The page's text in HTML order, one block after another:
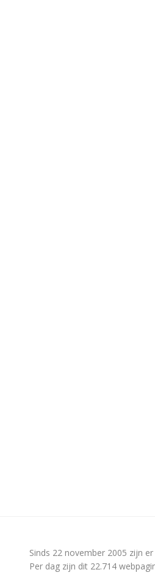
Sinds 22 november 2005 zijn
Per dag zijn dit 22.714